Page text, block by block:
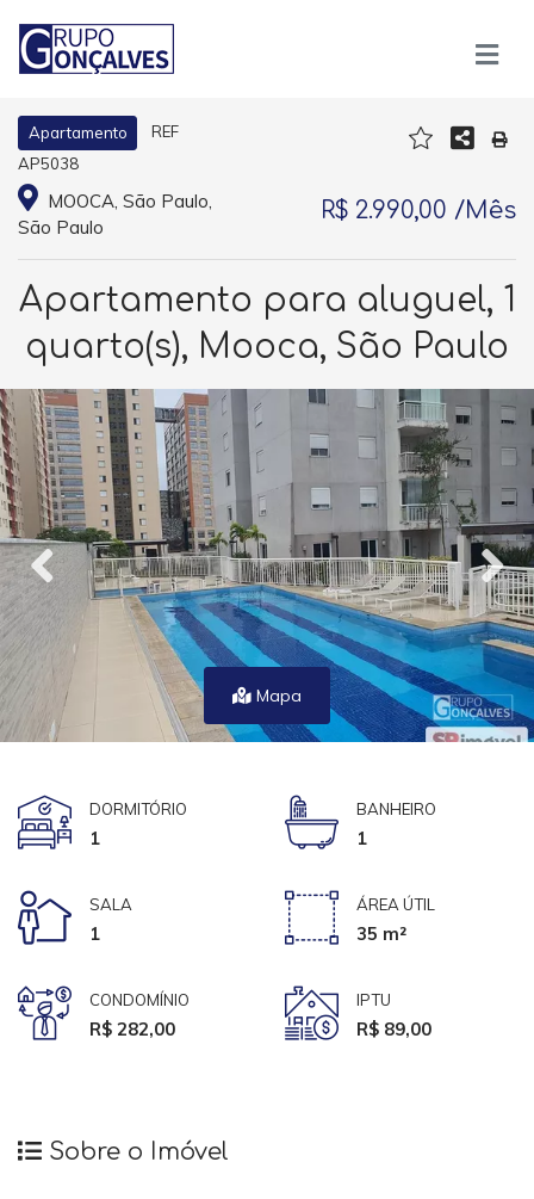
Apartamento
REF
AP5038
MOOCA, São Paulo,
São Paulo
R$ 2.990,00 /Mês
Apartamento para aluguel, 1
quarto(s), Mooca, São Paulo
Mapa
DORMITÓRIO
1
BANHEIRO
1
SALA
1
ÁREA ÚTIL
35 m²
CONDOMÍNIO
R$ 282,00
IPTU
R$ 89,00
Sobre o Imóvel